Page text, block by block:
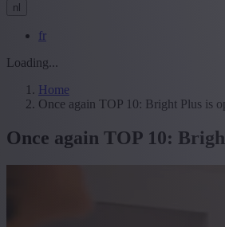
nl
fr
Loading...
Home
Once again TOP 10: Bright Plus is
Once again TOP 10: